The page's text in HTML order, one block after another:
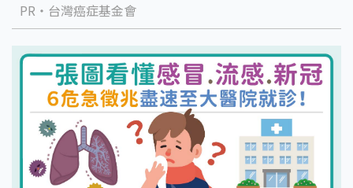
PR・台灣癌症基金會